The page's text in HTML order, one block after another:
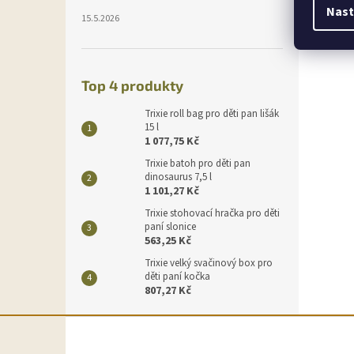
15.5.2026
Top 4 produkty
Trixie roll bag pro děti pan lišák
15 l
1 077,75 Kč
Trixie batoh pro děti pan
dinosaurus 7,5 l
1 101,27 Kč
Trixie stohovací hračka pro děti
paní slonice
563,25 Kč
Trixie velký svačinový box pro
děti paní kočka
807,27 Kč